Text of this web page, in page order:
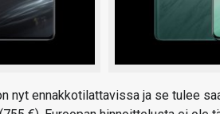
nyt ennakkotilattavissa ja se tulee